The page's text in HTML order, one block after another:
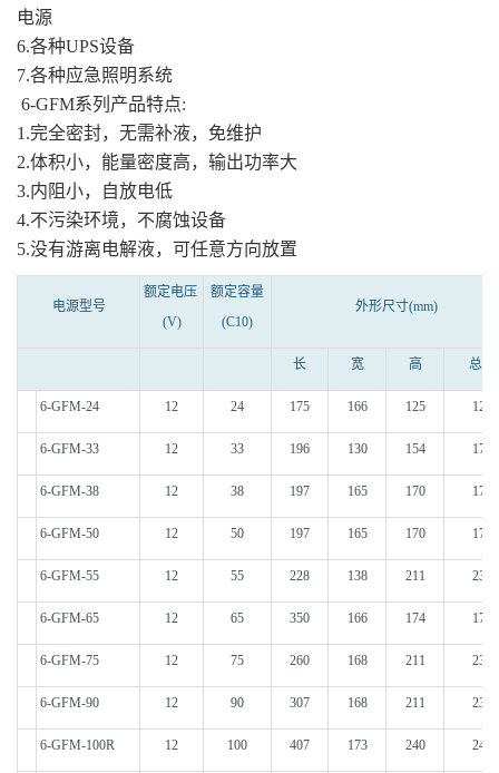
电源
6.各种UPS设备
7.各种应急照明系统
6-GFM系列产品特点:
1.完全密封，无需补液，免维护
2.体积小，能量密度高，输出功率大
3.内阻小，自放电低
4.不污染环境，不腐蚀设备
5.没有游离电解液，可任意方向放置
电源型号
额定电压
(V)
额定容量
(C10)
外形尺寸(mm)
长 宽 高 总高
6-GFM-24 12 24 175 166 125 125
6-GFM-33 12 33 196 130 154 179
6-GFM-38 12 38 197 165 170 170
6-GFM-50 12 50 197 165 170 170
6-GFM-55 12 55 228 138 211 231
6-GFM-65 12 65 350 166 174 174
6-GFM-75 12 75 260 168 211 231
6-GFM-90 12 90 307 168 211 231
6-GFM-100R 12 100 407 173 240 240